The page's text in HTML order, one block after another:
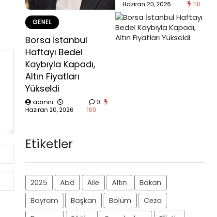
Haziran 20, 2026
110
GENEL
Borsa İstanbul
Haftayı Bedel
Kaybıyla Kapadı,
Altın Fiyatları
Yükseldi
admin
Haziran 20, 2026
0
100
Etiketler
2025 Abd Aile Altın
Bakan
Bayram
Başkan Bölüm
Ceza